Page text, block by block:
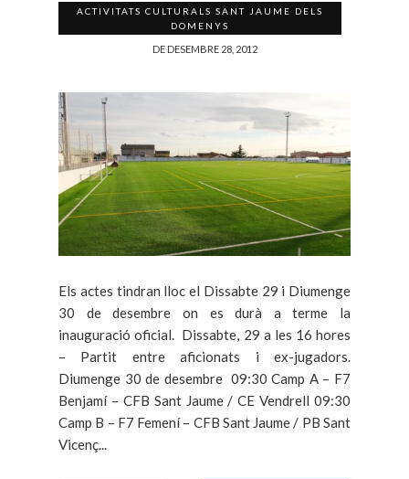
ACTIVITATS CULTURALS SANT JAUME DELS
DOMENYS
DE DESEMBRE 28, 2012
Els actes tindran lloc el Dissabte 29 i Diumenge
30 de desembre on es durà a terme la
inauguració oficial. Dissabte, 29 a les 16 hores
– Partit entre aficionats i ex-jugadors.
Diumenge 30 de desembre 09:30 Camp A – F7
Benjamí – CFB Sant Jaume / CE Vendrell 09:30
Camp B – F7 Femení – CFB Sant Jaume / PB Sant
Vicenç...